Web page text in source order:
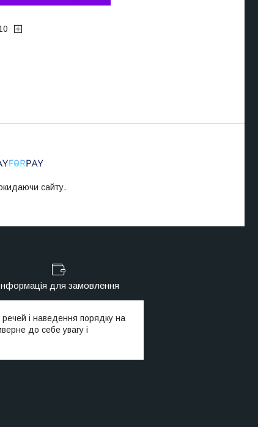
сайту.
для замовлення
і наведення порядку на
до себе увагу і